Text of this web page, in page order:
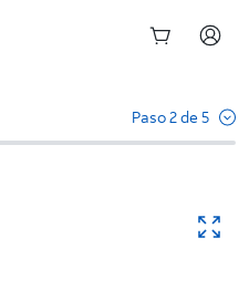
Paso 2 de 5